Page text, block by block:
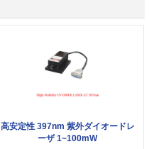
高安定性 397nm 紫外ダイオードレ
ーザ 1~100mW